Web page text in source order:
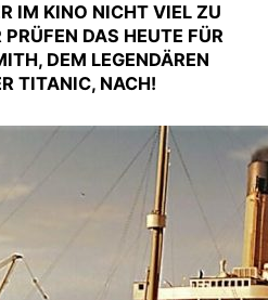
IM KINO NICHT VIEL ZU
DAS HEUTE FÜR
DEM LEGENDÄREN
TITANIC, NACH!